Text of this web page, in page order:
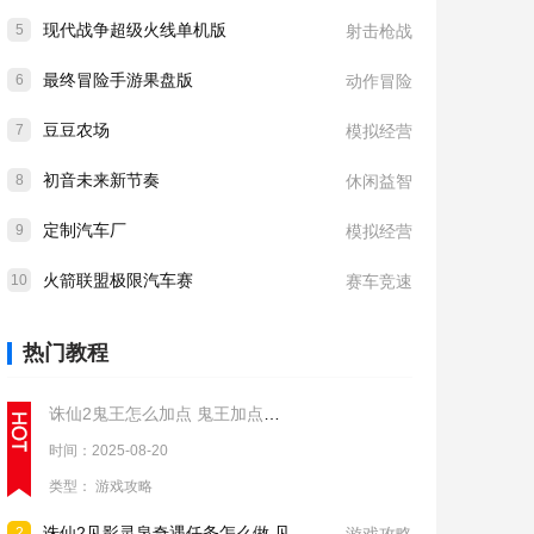
5 现代战争超级火线单机版 射击枪战
6 最终冒险手游果盘版 动作冒险
7 豆豆农场 模拟经营
8 初音未来新节奏 休闲益智
9 定制汽车厂 模拟经营
10 火箭联盟极限汽车赛 赛车竞速
热门教程
时间：2025-08-20
类型： 游戏攻略